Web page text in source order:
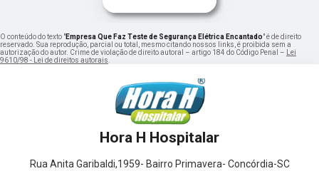
O conteúdo do texto "Empresa Que Faz Teste de Segurança Elétrica Encantado" é de direito
reservado. Sua reprodução, parcial ou total, mesmo citando nossos links, é proibida sem a
autorização do autor. Crime de violação de direito autoral – artigo 184 do Código Penal – Lei
9610/98 - Lei de direitos autorais.
Hora H Hospitalar
Rua Anita Garibaldi,1959- Bairro Primavera- Concórdia-SC